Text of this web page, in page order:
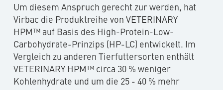
Um diesem Anspruch gerecht zur werden, hat
Virbac die Produktreihe von VETERINARY
HPM™ auf Basis des High-Protein-Low-
Carbohydrate-Prinzips (HP-LC) entwickelt. Im
Vergleich zu anderen Tierfuttersorten enthält
VETERINARY HPM™ circa 30 % weniger
Kohlenhydrate und um die 25 - 40 % mehr